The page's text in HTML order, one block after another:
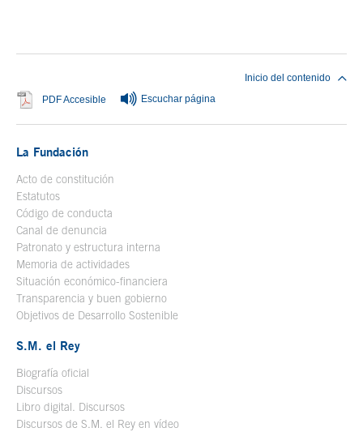
PDF Accesible Se abre en ventana nueva
Escuchar página
Inicio del contenido
La Fundación
Acto de constitución
Estatutos
Código de conducta
Canal de denuncia
Patronato y estructura interna
Memoria de actividades
Situación económico-financiera
Transparencia y buen gobierno
Objetivos de Desarrollo Sostenible
S.M. el Rey
Biografía oficial
Discursos
Libro digital. Discursos
Discursos de S.M. el Rey en vídeo